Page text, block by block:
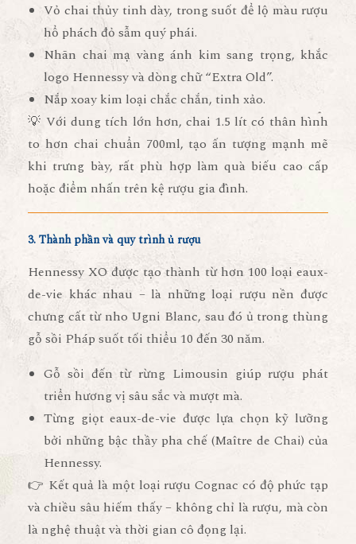
Vỏ chai thủy tinh dày, trong suốt để lộ màu rượu
hổ phách đỏ sẫm quý phái.
Nhãn chai mạ vàng ánh kim sang trọng, khắc
logo Hennessy và dòng chữ “Extra Old”.
Nắp xoay kim loại chắc chắn, tinh xảo.
💡 Với dung tích lớn hơn, chai 1.5 lít có thân hình
to hơn chai chuẩn 700ml, tạo ấn tượng mạnh mẽ
khi trưng bày, rất phù hợp làmquà biếu cao cấp
hoặc điểm nhấn trên kệ rượu gia đình.
3. Thành phần và quy trình ủ rượu
Hennessy XO được tạo thành từ hơn 100 loại eaux-
de-viekhác nhau – là những loại rượu nền được
chưng cất từ nho Ugni Blanc, sau đó ủ trong thùng
gỗ sồi Pháp suốt tối thiểu 10 đến 30 năm.
Gỗ sồi đến từ rừng Limousin giúp rượu phát
triển hương vị sâu sắc và mượt mà.
Từng giọt eaux-de-vie được lựa chọn kỹ lưỡng
bởi những bậc thầy pha chế (Maître de Chai) của
Hennessy.
👉 Kết quả là một loại rượu Cognac có độ phức tạp
và chiều sâu hiếm thấy – không chỉ là rượu, mà còn
lànghệ thuật và thời gian cô đọng lại.